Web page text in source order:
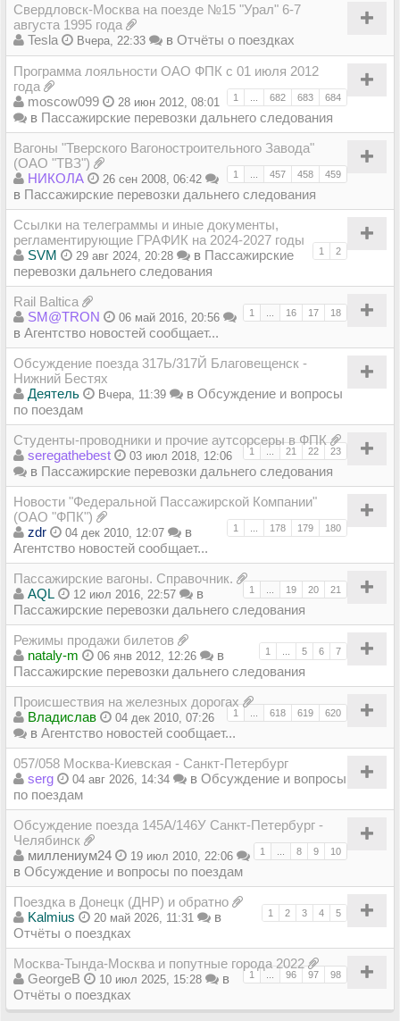
Свердловск-Москва на поезде №15 "Урал" 6-7
августа 1995 года
Tesla
Вчера, 22:33 в Отчёты о поездках
Программа лояльности ОАО ФПК с 01 июля 2012
года
1 682 683 684
moscow099 28 июн 2012, 08:01
в Пассажирские перевозки дальнего следования
Вагоны "Тверского Вагоностроительного Завода"
(ОАО "ТВЗ")
1 457 458 459
НИКОЛА 26 сен 2008, 06:42
в Пассажирские перевозки дальнего следования
Ссылки на телеграммы и иные документы,
регламентирующие ГРАФИК на 2024-2027 годы
1 2
SVM 29 авг 2024, 20:28 в Пассажирские
перевозки дальнего следования
Rail Baltica
1 16 17 18
SM@TRON 06 май 2016, 20:56
в Агентство новостей сообщает...
Обсуждение поезда 317Ь/317Й Благовещенск -
Нижний Бестях
Деятель
Вчера, 11:39 в Обсуждение и вопросы
по поездам
Студенты-проводники и прочие аутсорсеры в ФПК
1 ... 21 22 23
seregathebest 03 июл 2018, 12:06
в Пассажирские перевозки дальнего следования
Новости "Федеральной Пассажирской Компании"
(ОАО "ФПК")
1 178 179 180
zdr 04 дек 2010, 12:07
в
Агентство новостей сообщает...
Пассажирские вагоны. Справочник.
1 19 20 21
AQL 12 июл 2016, 22:57
в
Пассажирские перевозки дальнего следования
Режимы продажи билетов
1 5 6 7
nataly-m 06 янв 2012, 12:26
в
Пассажирские перевозки дальнего следования
Происшествия на железных дорогах
1 618 619 620
Владиcлав 04 дек 2010, 07:26
в Агентство новостей сообщает...
057/058 Москва-Киевская - Санкт-Петербург
serg
04 авг 2026, 14:34 в Обсуждение и вопросы
по поездам
Обсуждение поезда 145А/146У Санкт-Петербург -
Челябинск
1 8 9 10
миллениум24 19 июл 2010, 22:06
в Обсуждение и вопросы по поездам
Поездка в Донецк (ДНР) и обратно
1 2 3 4 5
Kalmius 20 май 2026, 11:31
в
Отчёты о поездках
Москва-Тында-Москва и попутные города 2022
1 96 97 98
GeorgeB 10 июл 2025, 15:28
в
Отчёты о поездках